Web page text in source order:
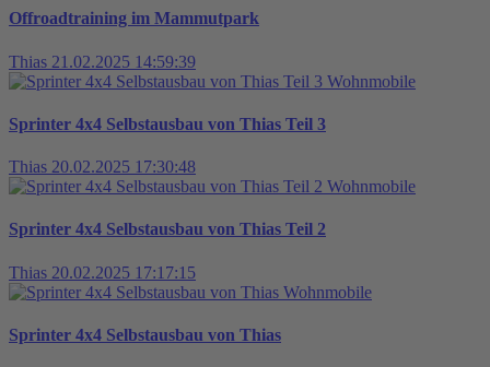
Offroadtraining im Mammutpark
Thias 21.02.2025 14:59:39
Wohnmobile
Sprinter 4x4 Selbstausbau von Thias Teil 3
Thias 20.02.2025 17:30:48
Wohnmobile
Sprinter 4x4 Selbstausbau von Thias Teil 2
Thias 20.02.2025 17:17:15
Wohnmobile
Sprinter 4x4 Selbstausbau von Thias